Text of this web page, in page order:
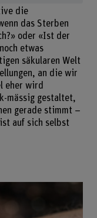
die
das Sterben
oder «Ist der
etwas
säkularen Welt
an die wir
eher wird
mässig gestaltet,
gerade stimmt –
auf sich selbst